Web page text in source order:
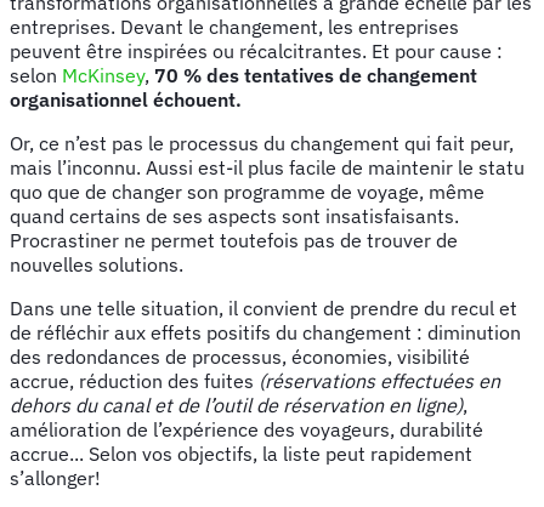
entreprises. Devant le changement, les entreprises
peuvent être inspirées ou récalcitrantes. Et pour cause :
selon McKinsey, 70 % des tentatives de changement
organisationnel échouent.
Or, ce n’est pas le processus du changement qui fait peur,
mais l’inconnu. Aussi est-il plus facile de maintenir le statu
quo que de changer son programme de voyage, même
quand certains de ses aspects sont insatisfaisants.
Procrastiner ne permet toutefois pas de trouver de
nouvelles solutions.
Dans une telle situation, il convient de prendre du recul et
de réfléchir aux effets positifs du changement : diminution
des redondances de processus, économies, visibilité
accrue, réduction des fuites (réservations effectuées en
dehors du canal et de l’outil de réservation en ligne),
amélioration de l’expérience des voyageurs, durabilité
accrue... Selon vos objectifs, la liste peut rapidement
s’allonger!